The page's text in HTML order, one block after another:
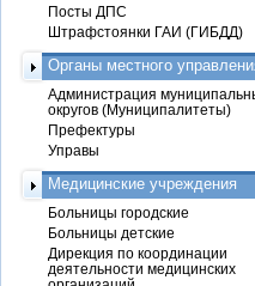
Посты ДПС
Штрафстоянки ГАИ (ГИБДД)
Органы местного
Администрация
округов (Муниципалитеты)
Префектуры
Управы
Медицинские учреждения
Больницы городские
Больницы детские
Дирекция по координации
деятельности медицинских